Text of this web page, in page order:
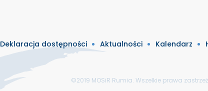
Deklaracja dostępności Aktualności Kalendarz
©2019 MOSiR Rumia. Wszelkie prawa